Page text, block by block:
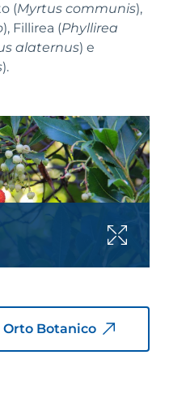
(Myrtus communis),
), Fillirea (Phyllirea
alaternus) e
).
Orto Botanico